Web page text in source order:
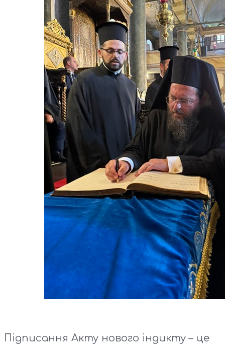
Підписання Акту нового індикту – це